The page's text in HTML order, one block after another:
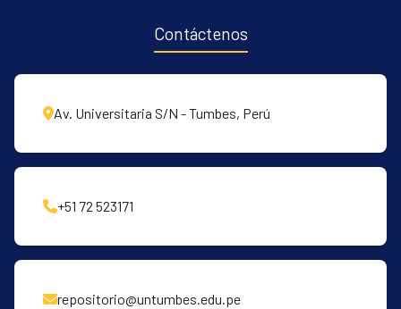
Contáctenos
Av. Universitaria S/N - Tumbes, Perú
+51 72 523171
repositorio@untumbes.edu.pe